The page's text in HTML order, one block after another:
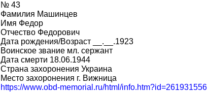
№ 43
Фамилия Машинцев
Имя Федор
Отчество Федорович
Дата рождения/Возраст __.__.1923
Воинское звание мл. сержант
Дата смерти 18.06.1944
Страна захоронения Украина
Место захоронения г. Вижница
https://www.obd-memorial.ru/html/info.htm?id=261931556